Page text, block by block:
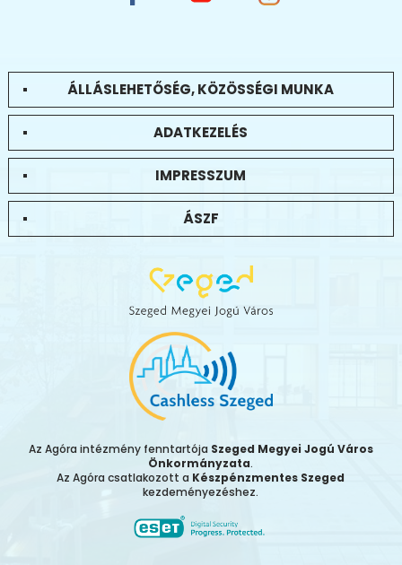
ÁLLÁSLEHETŐSÉG, KÖZÖSSÉGI MUNKA
ADATKEZELÉS
IMPRESSZUM
ÁSZF
Az Agóra intézmény fenntartója Szeged Megyei Jogú Város
Önkormányzata.
Az Agóra csatlakozott a Készpénzmentes Szeged
kezdeményezéshez.